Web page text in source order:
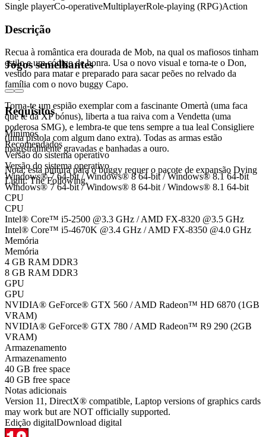
Single playerCo-operativeMultiplayerRole-playing (RPG)Action
Descrição
Recua à romântica era dourada de Mob, na qual os mafiosos tinham
estilo e um código de honra. Usa o novo visual e torna-te o Don,
vestido para matar e preparado para sacar peões no relvado da
família com o novo buggy Capo.
Torna-te um espião exemplar com a fascinante Omertà (uma faca
que te dá XP bónus), liberta a tua raiva com a Vendetta (uma
poderosa SMG), e lembra-te que tens sempre a tua leal Consigliere
(uma pistola com algum dano extra). Todas as armas estão
magistralmente gravadas e banhadas a ouro.
Nota: esta pintura para o buggy requer o pacote de expansão Dying
Light: The Following.
Jogos semelhantes
Requisitos
Mínimos
Recomendados
Versão do sistema operativo
Versão do sistema operativo
Windows® 7 64-bit / Windows® 8 64-bit / Windows® 8.1 64-bit
Windows® 7 64-bit / Windows® 8 64-bit / Windows® 8.1 64-bit
CPU
CPU
Intel® Core™ i5-2500 @3.3 GHz / AMD FX-8320 @3.5 GHz
Intel® Core™ i5-4670K @3.4 GHz / AMD FX-8350 @4.0 GHz
Memória
Memória
4 GB RAM DDR3
8 GB RAM DDR3
GPU
GPU
NVIDIA® GeForce® GTX 560 / AMD Radeon™ HD 6870 (1GB
VRAM)
NVIDIA® GeForce® GTX 780 / AMD Radeon™ R9 290 (2GB
VRAM)
Armazenamento
Armazenamento
40 GB free space
40 GB free space
Notas adicionais
Version 11, DirectX® compatible, Laptop versions of graphics cards
may work but are NOT officially supported.
Edição digitalDownload digital